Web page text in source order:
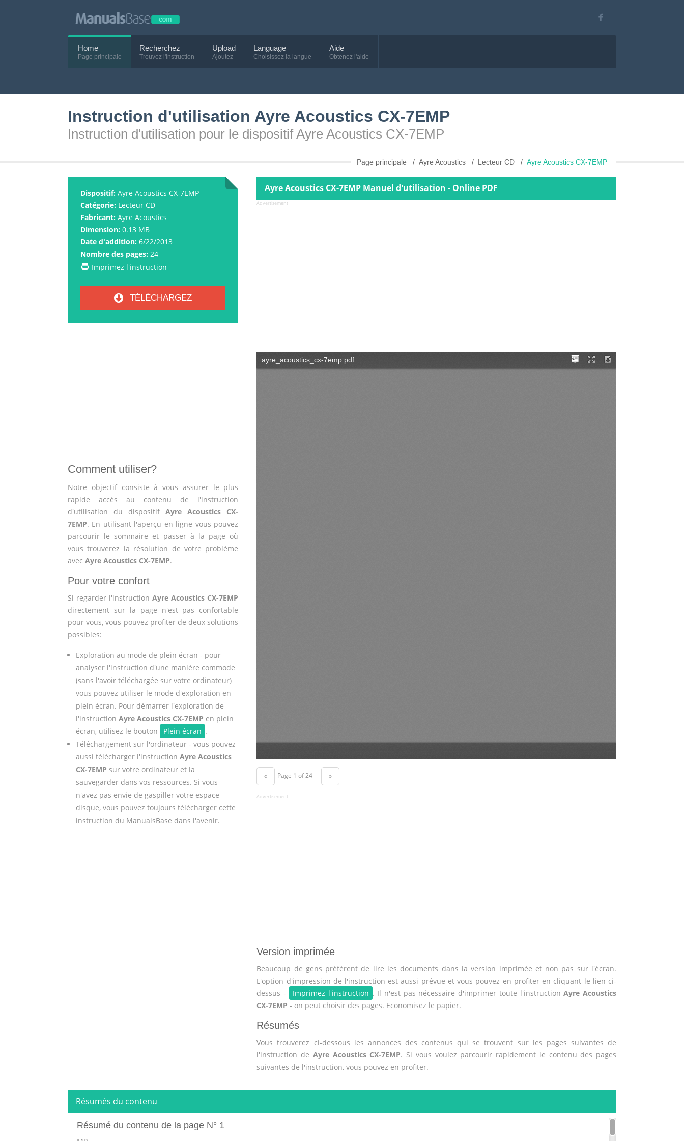
Home
Page principale
Recherchez
Trouvez l'instruction
Upload
Ajoutez
Language
Choisissez la langue
Aide
Obtenez l'aide
Instruction d'utilisation Ayre Acoustics CX-7EMP
Instruction d'utilisation pour le dispositif Ayre Acoustics CX-7EMP
Page principale Ayre Acoustics Lecteur CD Ayre Acoustics CX-7EMP
Dispositif: Ayre Acoustics CX-7EMP
Catégorie: Lecteur CD
Fabricant: Ayre Acoustics
Dimension: 0.13 MB
Date d'addition: 6/22/2013
Nombre des pages: 24
Imprimez l'instruction
TÉLÉCHARGEZ
Comment utiliser?
Notre objectif consiste à vous assurer le plus
rapide accès au contenu de l'instruction
d'utilisation du dispositifAyre Acoustics CX-
7EMP. En utilisant l'aperçu en ligne vous pouvez
parcourir le sommaire et passer à la page où
vous trouverez la résolution de votre problème
avec Ayre Acoustics CX-7EMP.
Pour votre confort
Si regarder l'instructionAyre Acoustics CX-7EMP
directement sur la page n'est pas confortable
pour vous, vous pouvez profiter de deux solutions
possibles:
Exploration au mode de plein écran - pour
analyser l'instruction d'une manière commode
(sans l'avoir téléchargée sur votre ordinateur)
vous pouvez utiliser le mode d'exploration en
plein écran. Pour démarrer l'exploration de
l'instruction Ayre Acoustics CX-7EMP en plein
écran, utilisez le bouton
Plein écran .
Téléchargement sur l'ordinateur - vous pouvez
aussi télécharger l'instruction Ayre Acoustics
CX-7EMP sur votre ordinateur et la
sauvegarder dans vos ressources. Si vous
n'avez pas envie de gaspiller votre espace
disque, vous pouvez toujours télécharger cette
instruction du ManualsBase dans l'avenir.
Ayre Acoustics CX-7EMP Manuel d'utilisation - Online PDF
Advertisement
« Page 1 of 24 »
Advertisement
Version imprimée
Beaucoup de gens préfèrent de lire les documents dans la version imprimée et non pas sur l'écran.
L'option d'impression de l'instruction est aussi prévue et vous pouvez en profiter en cliquant le lien ci-
dessus -
Imprimez l'instruction . Il n'est pas nécessaire d'imprimer toute l'instructionAyre Acoustics
CX-7EMP - on peut choisir des pages. Economisez le papier.
Résumés
Vous trouverez ci-dessous les annonces des contenus qui se trouvent sur les pages suivantes de
l'instruction de Ayre Acoustics CX-7EMP. Si vous voulez parcourir rapidement le contenu des pages
suivantes de l'instruction, vous pouvez en profiter.
Résumés du contenu
Résumé du contenu de la page N° 1